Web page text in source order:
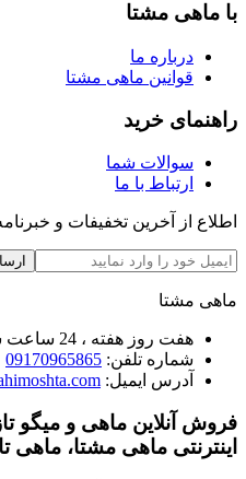
با ماهی مشتا
درباره ما
قوانین ماهی مشتا
راهنمای خرید
سوالات شما
ارتباط با ما
اطلاع از آخرین تخفیفات و
ماهی مشتا
هفت روز هفته ، 24 ساعت شبانه‌روز پاسخگوی شما هستیم.
شماره تلفن: 09170965865
آدرس ایمیل:
فروش آنلاین ماهی و میگو
اینترنتی ماهی مشتا،